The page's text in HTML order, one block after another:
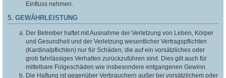
Einfluss nehmen.
5. GEWÄHRLEISTUNG
Der Betreiber haftet mit Ausnahme der Verletzung von Leben, Körper
und Gesundheit und der Verletzung wesentlicher Vertragspflichten
(Kardinalpflichten) nur für Schäden, die auf ein vorsätzliches oder
grob fahrlässiges Verhalten zurückzuführen sind. Dies gilt auch für
mittelbare Folgeschäden wie insbesondere entgangenen Gewinn.
Die Haftung ist gegenüber Verbrauchern außer bei vorsätzlichem oder